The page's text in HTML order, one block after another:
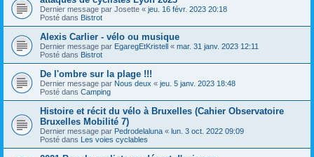
Dernier message par Josette « jeu. 16 févr. 2023 20:18
Posté dans Bistrot
Alexis Carlier - vélo ou musique
Dernier message par EgaregEtKristell « mar. 31 janv. 2023 12:11
Posté dans Bistrot
De l'ombre sur la plage !!!
Dernier message par Nous deux « jeu. 5 janv. 2023 18:48
Posté dans Camping
Histoire et récit du vélo à Bruxelles (Cahier Observatoire
Bruxelles Mobilité 7)
Dernier message par Pedrodelaluna « lun. 3 oct. 2022 09:09
Posté dans Les voies cyclables